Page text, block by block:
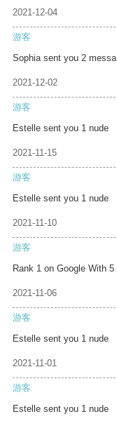
2021-12-04
游客
Sophia sent you 2 messa
2021-12-02
游客
Estelle sent you 1 nude
2021-11-15
游客
Estelle sent you 1 nude
2021-11-10
游客
Rank 1 on Google With 5
2021-11-06
游客
Estelle sent you 1 nude
2021-11-01
游客
Estelle sent you 1 nude